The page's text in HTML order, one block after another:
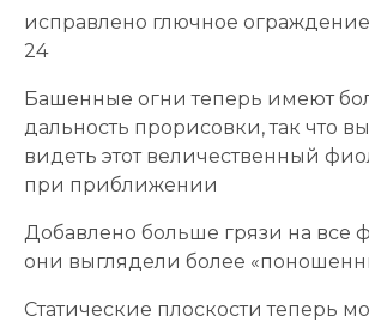
исправлено глючное
24
Башенные огни теперь имеют
дальность прорисовки, так что
видеть этот величественный
при приближении
Добавлено больше грязи на все
они выглядели более
Статические плоскости теперь